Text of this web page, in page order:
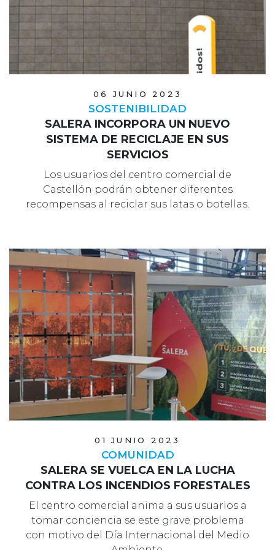
06 JUNIO 2023
SOSTENIBILIDAD
SALERA INCORPORA UN NUEVO
SISTEMA DE RECICLAJE EN SUS
SERVICIOS
Los usuarios del centro comercial de
Castellón podrán obtener diferentes
recompensas al reciclar sus latas o botellas.
01 JUNIO 2023
COMUNIDAD
SALERA SE VUELCA EN LA LUCHA
CONTRA LOS INCENDIOS FORESTALES
El centro comercial anima a sus usuarios a
tomar conciencia se este grave problema
con motivo del Día Internacional del Medio